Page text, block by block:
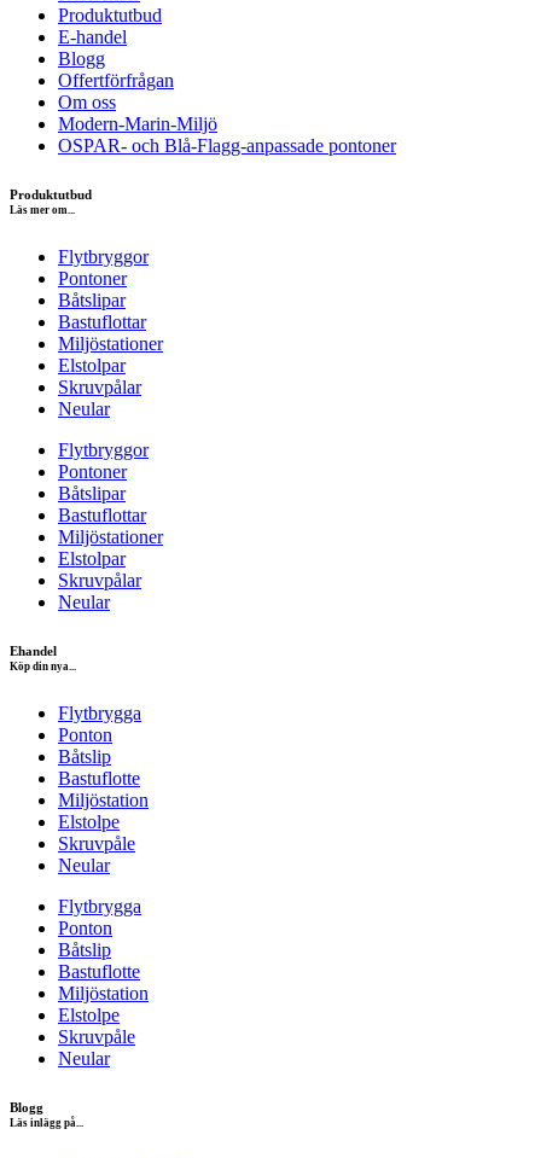
Produktutbud
E-handel
Blogg
Offertförfrågan
Om oss
Modern-Marin-Miljö
OSPAR- och Blå-Flagg-anpassade pontoner
Produktutbud
Läs mer om...
Flytbryggor
Pontoner
Båtslipar
Bastuflottar
Miljöstationer
Elstolpar
Skruvpålar
Neular
Flytbryggor
Pontoner
Båtslipar
Bastuflottar
Miljöstationer
Elstolpar
Skruvpålar
Neular
Ehandel
Köp din nya...
Flytbrygga
Ponton
Båtslip
Bastuflotte
Miljöstation
Elstolpe
Skruvpåle
Neular
Flytbrygga
Ponton
Båtslip
Bastuflotte
Miljöstation
Elstolpe
Skruvpåle
Neular
Blogg
Läs inlägg på...